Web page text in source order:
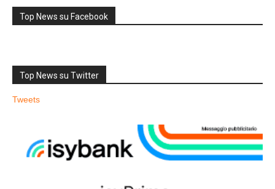
Top News su Facebook
Top News su Twitter
Tweets